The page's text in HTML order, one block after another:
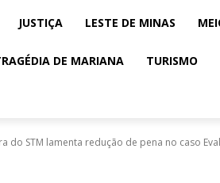
JUSTIÇA LESTE DE MINAS
DE MARIANA TURISMO
do STM lamenta redução de pena no caso